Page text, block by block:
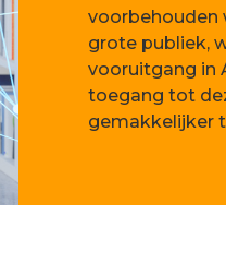
voorbehouden
grote publiek,
vooruitgang in
toegang tot
gemakkelijker